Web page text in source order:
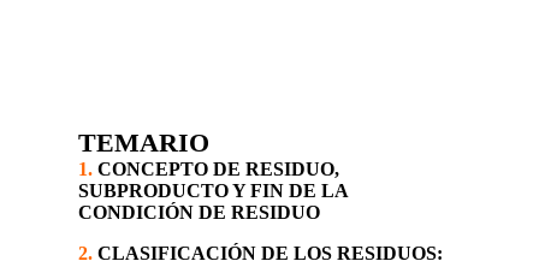
TEMARIO
1.CONCEPTO DE RESIDUO,
SUBPRODUCTO Y FIN DE LA
CONDICIÓN DE RESIDUO
2.CLASIFICACIÓN DE LOS RESIDUOS: